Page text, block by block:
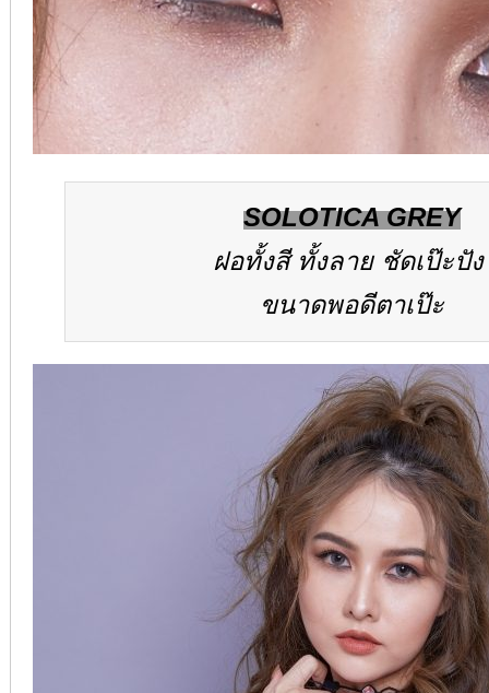
SOLOTICA GREY
ฝอทั้งสี ทั้งลาย ชัดเป๊ะปั
ขนาดพอดีตาเป๊ะ